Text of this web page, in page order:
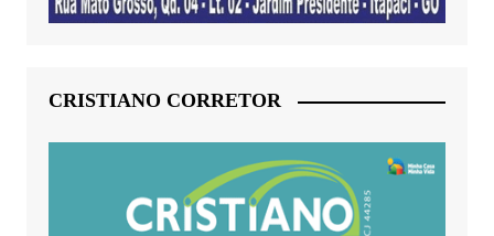
CRISTIANO CORRETOR